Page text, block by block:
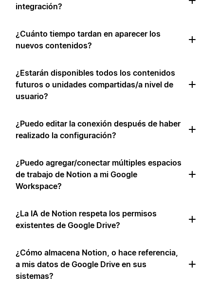
integración?
¿Cuánto tiempo tardan en aparecer los
nuevos contenidos?
¿Estarán disponibles todos los contenidos
futuros o unidades compartidas/a nivel de
usuario?
¿Puedo editar la conexión después de haber
realizado la configuración?
¿Puedo agregar/conectar múltiples espacios
de trabajo de Notion a mi Google
Workspace?
¿La IA de Notion respeta los permisos
existentes de Google Drive?
¿Cómo almacena Notion, o hace referencia,
a mis datos de Google Drive en sus
sistemas?